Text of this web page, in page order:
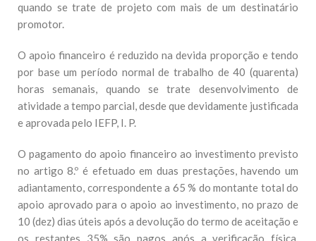
quando se trate de projeto com mais de um destinatário
promotor.
O apoio financeiro é reduzido na devida proporção e tendo
por base um período normal de trabalho de 40 (quarenta)
horas semanais, quando se trate desenvolvimento de
atividade a tempo parcial, desde que devidamente justificada
e aprovada pelo IEFP, I. P.
O pagamento do apoio financeiro ao investimento previsto
no artigo 8.º é efetuado em duas prestações, havendo um
adiantamento, correspondente a 65 % do montante total do
apoio aprovado para o apoio ao investimento, no prazo de
10 (dez) dias úteis após a devolução do termo de aceitação e
os restantes 35% são pagos após a verificação física,